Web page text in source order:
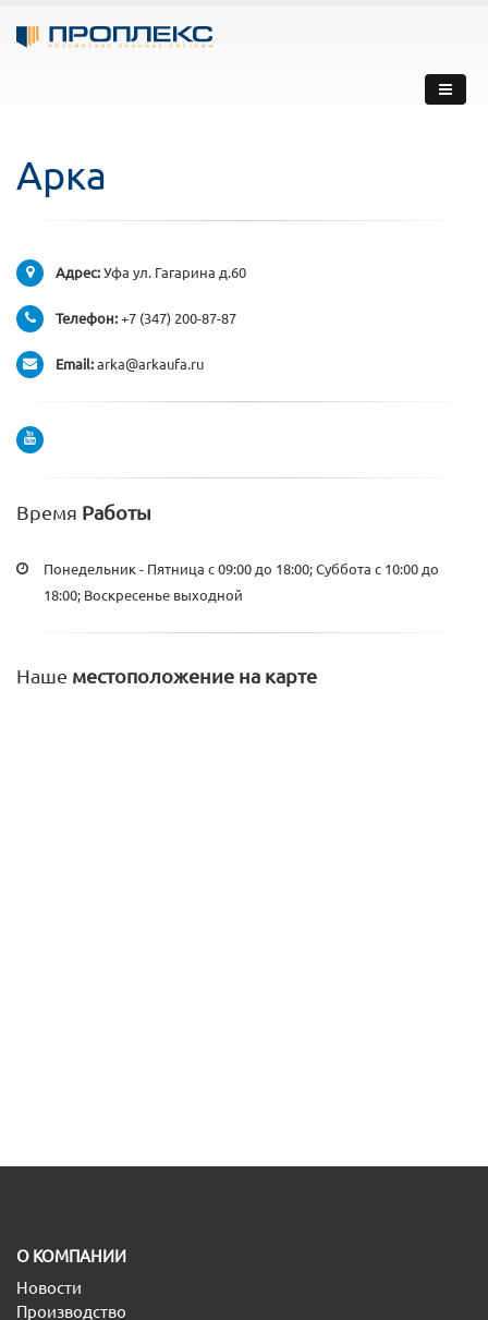
Арка
Адрес: Уфа ул. Гагарина д.60
Телефон: +7 (347) 200-87-87
Email: arka@arkaufa.ru
Время Работы
Понедельник - Пятница с 09:00 до 18:00; Суббота с 10:00 до
18:00; Воскресенье выходной
Наше местоположение на карте
O КОМПАНИИ
Новости
Производство